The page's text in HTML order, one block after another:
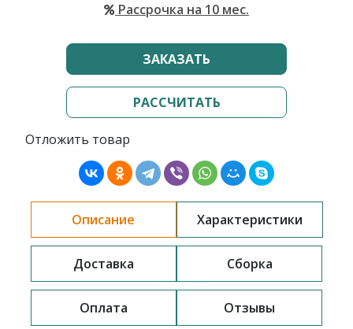
Рассрочка на 10 мес.
ЗАКАЗАТЬ
РАССЧИТАТЬ
Отложить товар
Описание Характеристики
Доставка Сборка
Оплата Отзывы